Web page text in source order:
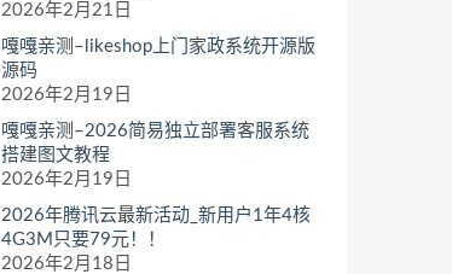
2026年2月21日
嘎嘎亲测–likeshop上门家政系统开源版
源码
2026年2月19日
嘎嘎亲测–2026简易独立部署客服系统
搭建图文教程
2026年2月19日
2026年腾讯云最新活动_新用户1年4核
4G3M只要79元！！
2026年2月18日